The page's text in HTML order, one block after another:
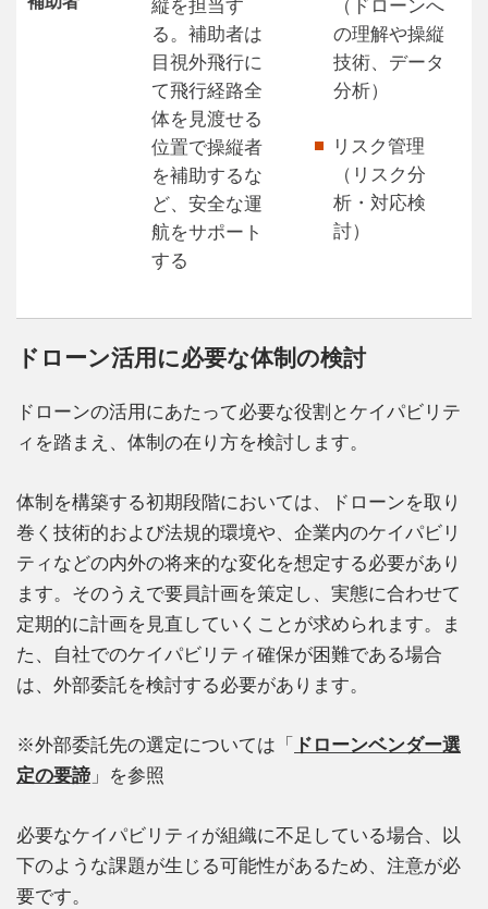
縦を担当す
る。補助者は
目視外飛行に
て飛行経路全
体を見渡せる
位置で操縦者
を補助するな
ど、安全な運
航をサポート
する
（ドローンへ
の理解や操縦
技術、データ
分析）
リスク管理
（リスク分
析・対応検
討）
ドローン活用に必要な体制の検討
ドローンの活用にあたって必要な役割とケイパビリテ
ィを踏まえ、体制の在り方を検討します。
体制を構築する初期段階においては、ドローンを取り
巻く技術的および法規的環境や、企業内のケイパビリ
ティなどの内外の将来的な変化を想定する必要があり
ます。そのうえで要員計画を策定し、実態に合わせて
定期的に計画を見直していくことが求められます。ま
た、自社でのケイパビリティ確保が困難である場合
は、外部委託を検討する必要があります。
※外部委託先の選定については「
ドローンベンダー選
定の要諦 」を参照
必要なケイパビリティが組織に不足している場合、以
下のような課題が生じる可能性があるため、注意が必
要です。